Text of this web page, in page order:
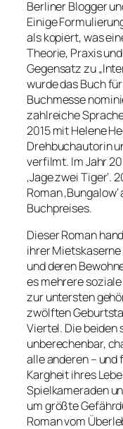
Berliner Blogger
Einige
als kopiert, was
Theorie, Praxis
Gegensatz zu
wurde das Buch
Buchmesse
zahlreiche
2015 mit Helene
Drehbuchautorin
verfilmt. Im Jahr
‚Jage zwei Tiger‘.
Roman
Buchpreises.
Dieser Roman
ihrer
und deren
es mehrere
zur untersten
zwölften
Viertel. Die beiden
unberechenbar,
alle anderen – und
Kargheit ihres
Spielkameraden
um größte
Roman vom